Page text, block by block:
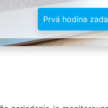
Prvá hodina